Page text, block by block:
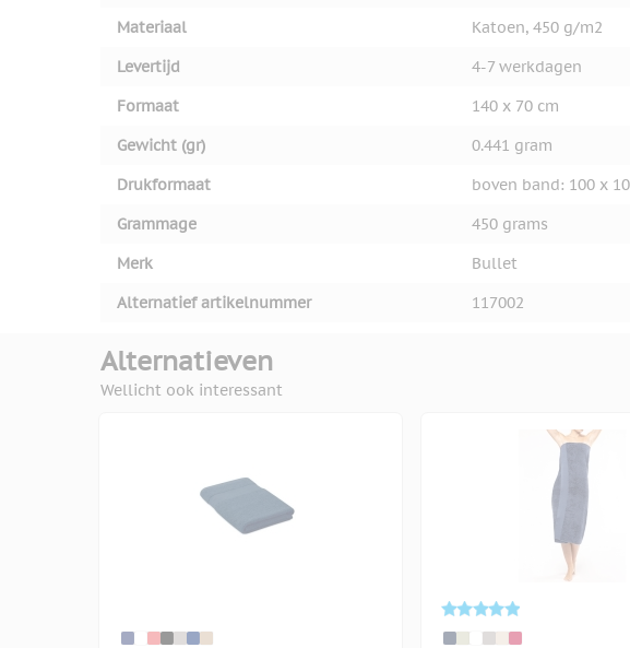
Materiaal
Katoen, 450 g/m2
Levertijd
4-7 werkdagen
Formaat
140 x 70 cm
Gewicht (gr)
0.441 gram
Drukformaat
boven band: 100 x
Grammage
450 grams
Merk
Bullet
Alternatief artikelnummer
117002
Alternatieven
Wellicht ook interessant